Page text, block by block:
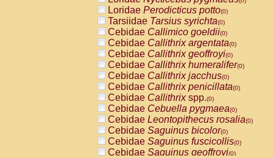
PitheciidaeCallicebus cupreus
PitheciidaeCallicebus donacophilus
PitheciidaeCallicebus moloch
PitheciidaeCallicebus torquatus
PitheciidaeCallicebusspp.(0)
PitheciidaeChiropotes satanas(0)
PitheciidaePithecia monachus
PitheciidaePithecia pithecia(0)
CercopithecidaeCercocebus agilis
CercopithecidaeCercocebus
CercopithecidaeCercocebus
CercopithecidaeCercocebus
CercopithecidaeCercocebus
CercopithecidaeCercocebushybrid
Loridae Perodicticus potto(0)
Tarsiidae Tarsius syrichta(0)
Cebidae Callimico goeldii(0)
Cebidae Callithrix argentata(0)
Cebidae Callithrix geoffroyi(0)
Cebidae Callithrix humeralifer(0)
Cebidae Callithrix jacchus(0)
Cebidae Callithrix penicillata(0)
Cebidae Callithrixspp.(0)
Cebidae Cebuella pygmaea(0)
Cebidae Leontopithecus rosalia(0)
Cebidae Saguinus bicolor(0)
Cebidae Saguinus fuscicollis(0)
Cebidae Saguinus geoffroyi(0)